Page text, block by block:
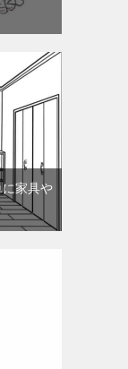
家具や